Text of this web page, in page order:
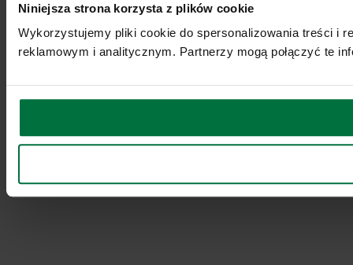
Niniejsza strona korzysta z plików cookie
Wykorzystujemy pliki cookie do spersonalizowania treści i
reklamowym i analitycznym. Partnerzy mogą połączyć te